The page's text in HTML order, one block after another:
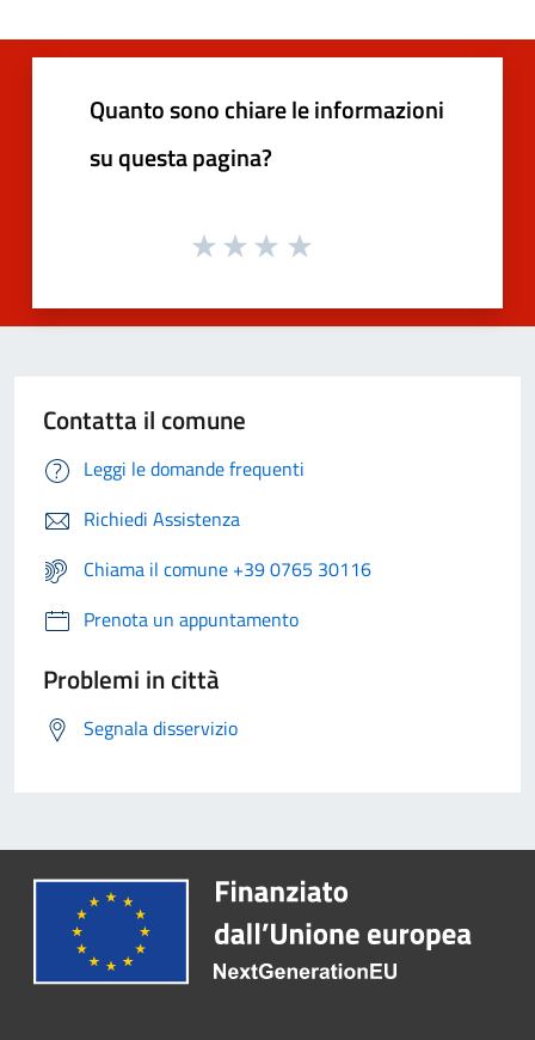
Quanto sono chiare le informazioni
su questa pagina?
Contatta il comune
Leggi le domande frequenti
Richiedi Assistenza
Chiama il comune +39 0765 30116
Prenota un appuntamento
Problemi in città
Segnala disservizio